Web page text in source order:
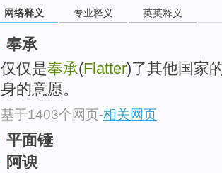
网络释义 专业释义 英英释义
奉承
仅仅是奉承(Flatter)了其他国家
身的意愿。
基于1403个网页-相关网页
平面锤
阿谀